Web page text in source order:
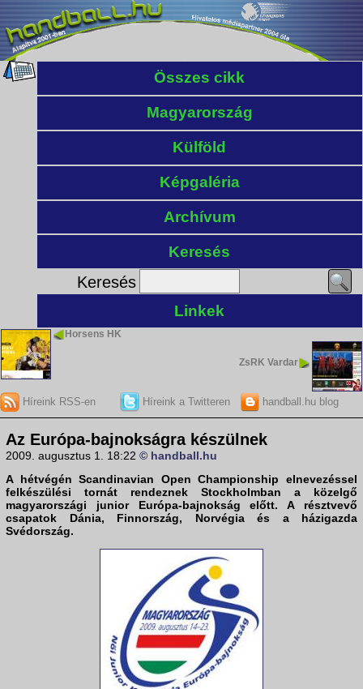
Összes cikk
Magyarország
Külföld
Képgaléria
Archívum
Keresés
Keresés
Linkek
Horsens HK
ZsRK Vardar
Híreink RSS-en Híreink a Twitteren handball.hu blog
Az Európa-bajnokságra készülnek
2009. augusztus 1. 18:22 © handball.hu
A hétvégénScandinavian Open Championship elnevezéssel
felkészülési tornát rendeznek Stockholmban a közelgő
magyarországi junior Európa-bajnokság előtt. A résztvevő
csapatok Dánia, Finnország, Norvégia és a házigazda
Svédország.